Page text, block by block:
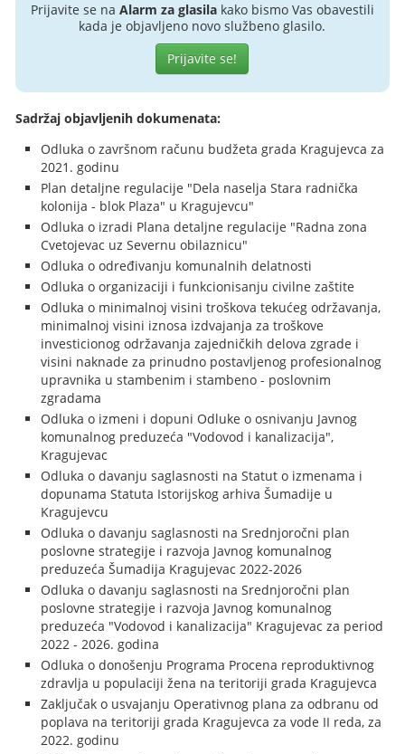
Prijavite se na Alarm za glasilakako bismo Vas obavestili
kada je objavljeno novo službeno glasilo.
Prijavite se!
Sadržaj objavljenih dokumenata:
Odluka o završnom računu budžeta grada Kragujevca za
2021. godinu
Plan detaljne regulacije "Dela naselja Stara radnička
kolonija - blok Plaza" u Kragujevcu"
Odluka o izradi Plana detaljne regulacije "Radna zona
Cvetojevac uz Severnu obilaznicu"
Odluka o određivanju komunalnih delatnosti
Odluka o organizaciji i funkcionisanju civilne zaštite
Odluka o minimalnoj visini troškova tekućeg održavanja,
minimalnoj visini iznosa izdvajanja za troškove
investicionog održavanja zajedničkih delova zgrade i
visini naknade za prinudno postavljenog profesionalnog
upravnika u stambenim i stambeno - poslovnim
zgradama
Odluka o izmeni i dopuni Odluke o osnivanju Javnog
komunalnog preduzeća "Vodovod i kanalizacija",
Kragujevac
Odluka o davanju saglasnosti na Statut o izmenama i
dopunama Statuta Istorijskog arhiva Šumadije u
Kragujevcu
Odluka o davanju saglasnosti na Srednjoročni plan
poslovne strategije i razvoja Javnog komunalnog
preduzeća Šumadija Kragujevac 2022-2026
Odluka o davanju saglasnosti na Srednjoročni plan
poslovne strategije i razvoja Javnog komunalnog
preduzeća "Vodovod i kanalizacija" Kragujevac za period
2022 - 2026. godina
Odluka o donošenju Programa Procena reproduktivnog
zdravlja u populaciji žena na teritoriji grada Kragujevca
Zaključak o usvajanju Operativnog plana za odbranu od
poplava na teritoriji grada Kragujevca za vode II reda, za
2022. godinu